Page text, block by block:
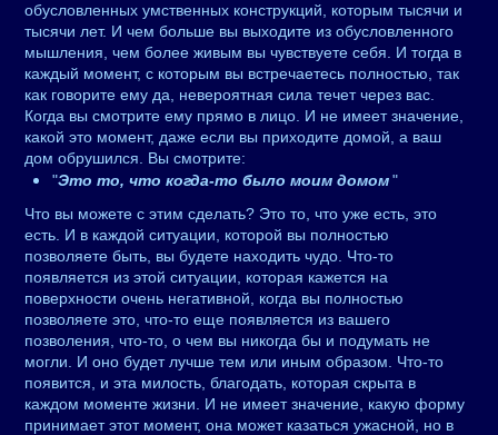
обусловленных умственных конструкций, которым тысячи и
тысячи лет. И чем больше вы выходите из обусловленного
мышления, чем более живым вы чувствуете себя. И тогда в
каждый момент, с которым вы встречаетесь полностью, так
как говорите ему да, невероятная сила течет через вас.
Когда вы смотрите ему прямо в лицо. И не имеет значение,
какой это момент, даже если вы приходите домой, а ваш
дом обрушился. Вы смотрите:
"Это то, что когда-то было моим домом"
Что вы можете с этим сделать? Это то, что уже есть, это
есть. И в каждой ситуации, которой вы полностью
позволяете быть, вы будете находить чудо. Что-то
появляется из этой ситуации, которая кажется на
поверхности очень негативной, когда вы полностью
позволяете это, что-то еще появляется из вашего
позволения, что-то, о чем вы никогда бы и подумать не
могли. И оно будет лучше тем или иным образом. Что-то
появится, и эта милость, благодать, которая скрыта в
каждом моменте жизни. И не имеет значение, какую форму
принимает этот момент, она может казаться ужасной, но в